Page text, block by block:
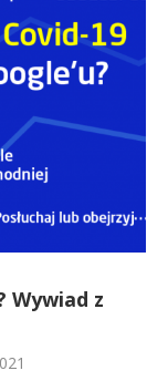
Wywiad z